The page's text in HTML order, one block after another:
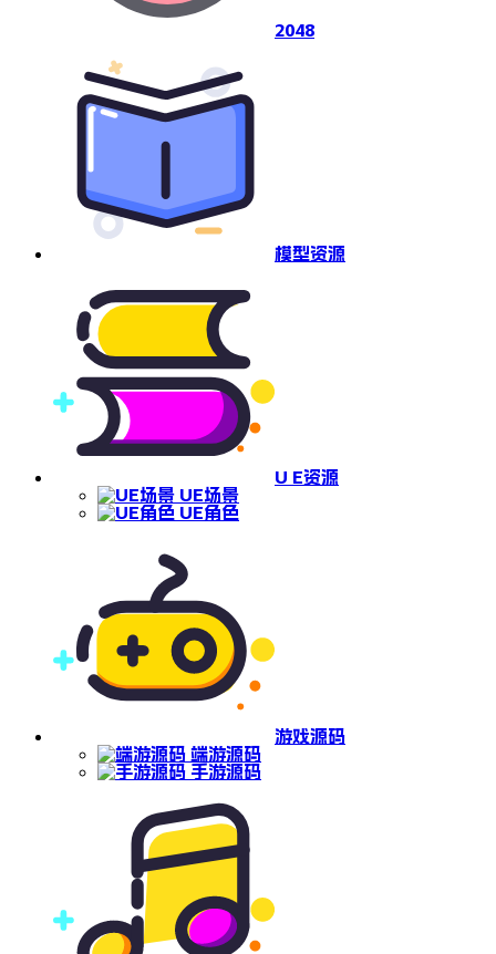
2048
模型资源
U E资源
UE场景
UE角色
游戏源码
端游源码
手游源码